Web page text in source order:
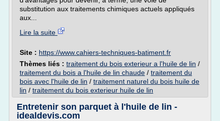
substitution aux traitements chimiques actuels appliqués
aux...
Lire la suite
Site : https://www.cahiers-techniques-batiment.fr
Thèmes liés : traitement du bois exterieur a l'huile de lin /
traitement du bois a l'huile de lin chaude / traitement du
bois avec l'huile de lin / traitement naturel du bois huile de
lin / traitement du bois exterieur huile de lin
Entretenir son parquet à l'huile de lin -
idealdevis.com